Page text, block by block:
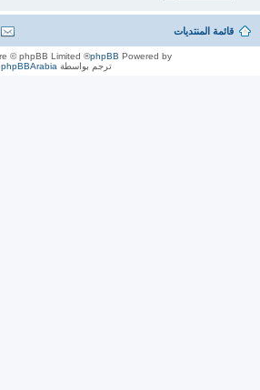
قائمة المنتديات
Powered by
phpBB
® Forum Software © phpBB Limited
ترجم بواسطة phpBBArabia